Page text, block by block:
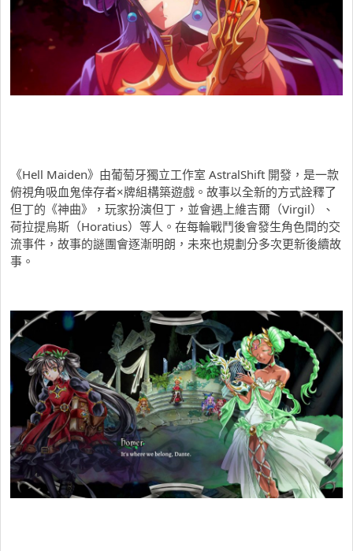
《Hell Maiden》由葡萄牙獨立工作室 AstralShift 開發，是一款
俯視角吸血鬼倖存者×牌組構築遊戲。故事以全新的方式詮釋了
但丁的《神曲》，玩家扮演但丁，並會遇上維吉爾（Virgil）、
荷拉提烏斯（Horatius）等人。在每輪戰鬥後會發生角色間的交
流事件，故事的謎團會逐漸明朗，未來也規劃分多次更新後續故
事。